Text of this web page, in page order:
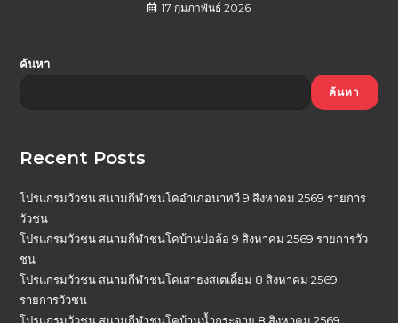
17 กุมภาพันธ์ 2026
ค้นหา
ค้นหา
Recent Posts
โปรแกรมวัวชน สนามกีฬาชนโคอำเภอนาทวี 9 สิงหาคม 2569 รายการ
วัวชน
โปรแกรมวัวชน สนามกีฬาชนโคบ้านบ่อล้อ 9 สิงหาคม 2569 รายการวัว
ชน
โปรแกรมวัวชน สนามกีฬาชนโคเสาธงสเตเดี้ยม 8 สิงหาคม 2569
รายการวัวชน